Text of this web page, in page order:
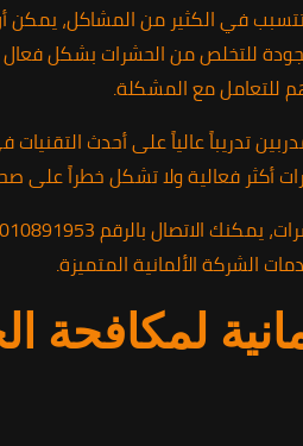
في الكثير من المشاكل، يمكن
للتخلص من الحشرات بشكل فعال
للتعامل مع المشكلة.
تدريباً عالياً على أحدث
أكثر فعالية ولا تشكل خطراً على
الشركة الألمانية المتميزة.